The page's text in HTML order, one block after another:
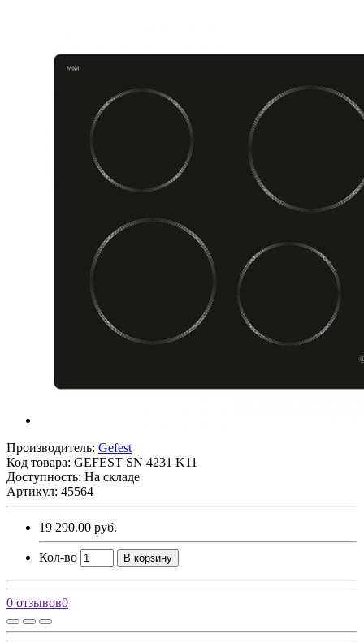
Производитель: Gefest
Код товара: GEFEST SN 4231 K11
Доступность: На складе
Артикул: 45564
19 290.00 руб.
Кол-во В корзину
0 отзывов0